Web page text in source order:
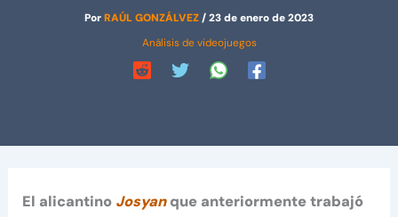
PorRAÚL GONZÁLVEZ/23 de enero de 2023
Análisis de videojuegos
El alicantino Josyan que anteriormente trabajó